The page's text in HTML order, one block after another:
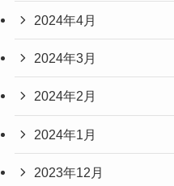
2024年4月
2024年3月
2024年2月
2024年1月
2023年12月